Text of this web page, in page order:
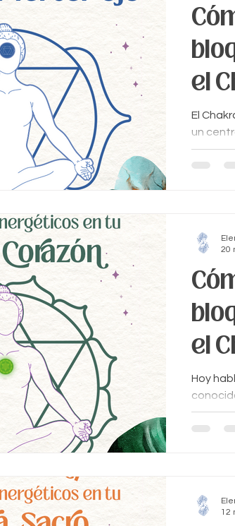
el
El
un
cejas.
el
Hoy
situado
20
12